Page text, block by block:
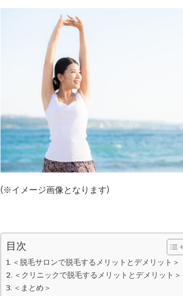
(※イメージ画像となります)
目次
＜脱毛サロンで脱毛するメリットとデメリット＞
＜クリニックで脱毛するメリットとデメリット＞
＜まとめ＞